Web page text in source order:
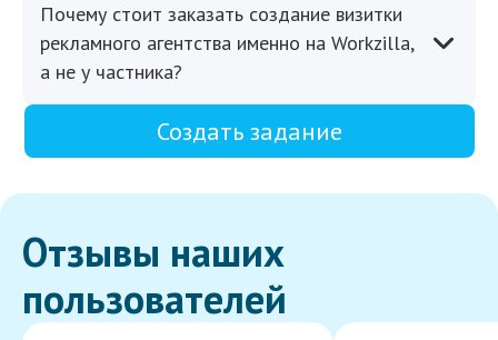
Почему стоит заказать создание визитки
рекламного агентства именно на Workzilla,
а не у частника?
Создать задание
Отзывы наших
пользователей